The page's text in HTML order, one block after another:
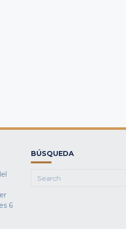
6
BÚSQUEDA
Search